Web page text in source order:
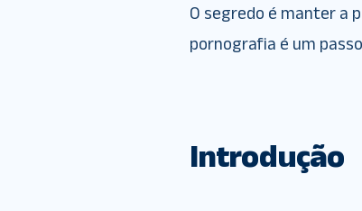
O segredo é manter a
pornografia é um
Introdução